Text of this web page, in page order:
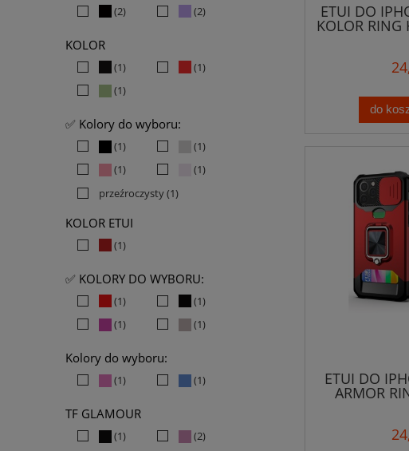
(2) (2)
KOLOR
(1)
(1)
(1)
✅ Kolory do wyboru:
(1)
(1)
(1)
(1)
przeźroczysty(1)
KOLOR ETUI
(1)
✅ KOLORY DO WYBORU:
(1)
(1)
(1)
(1)
Kolory do wyboru:
(1) (1)
TF GLAMOUR
(1)
(2)
ETUI DO
KOLOR RING
do
ETUI DO
ARMOR